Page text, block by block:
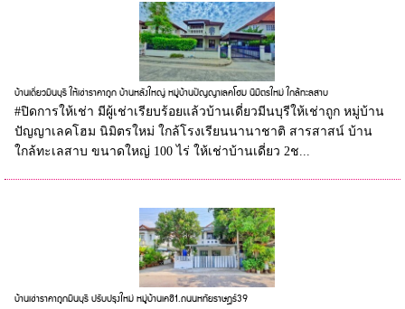
บ้านเดี่ยวมีนบุรี ให้เช่าราคาถูก บ้านหลังใหญ่ หมู่บ้านปัญญาเลคโฮม นิมิตรใหม่ ใกล้ทะลสาบ
#ปิดการให้เช่า มีผู้เช่าเรียบร้อยแล้วบ้านเดี่ยวมีนบุรีให้เช่าถูก หมู่บ้าน
ปัญญาเลคโฮม นิมิตรใหม่ ใกล้โรงเรียนนานาชาติ สารสาสน์ บ้าน
ใกล้ทะเลสาบ ขนาดใหญ่ 100 ไร่ ให้เช่าบ้านเดี่ยว 2ช...
บ้านเช่าราคาถูกมีนบุรี ปรับปรุงใหม่ หมู่บ้านเคซี1.ถนนหทัยราษฎร์39